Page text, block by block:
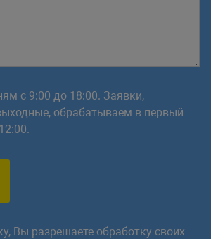
с 9:00 до 18:00. Заявки,
обрабатываем в первый
Вы разрешаете обработку своих